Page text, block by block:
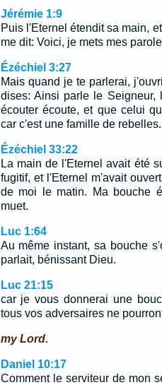
Jérémie 1:9
Puis l'Eternel étendit sa main,
me dit: Voici, je mets mes
Ézéchiel 3:27
Mais quand je te parlerai,
dises: Ainsi parle le Seigneur,
écouter écoute, et que celui
car c'est une famille de rebelles.
Ézéchiel 33:22
La main de l'Eternel avait été
fugitif, et l'Eternel m'avait
de moi le matin. Ma bouche
muet.
Luc 1:64
Au même instant, sa bouche
parlait, bénissant Dieu.
Luc 21:15
car je vous donnerai une
tous vos adversaires ne
my Lord.
Daniel 10:17
Comment le serviteur de mon